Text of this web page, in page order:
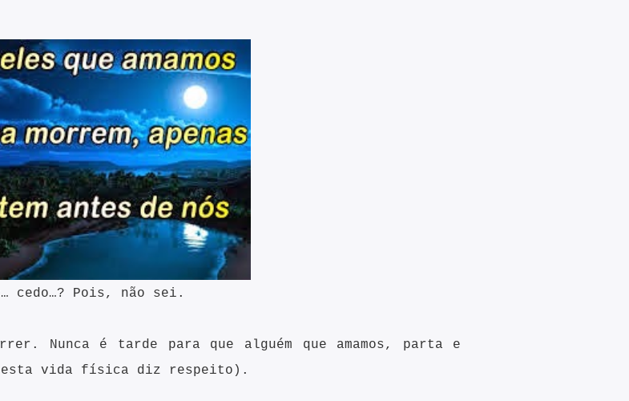
cedo…? Pois, não sei.
Nunca é tarde para que alguém que amamos, parta e
esta vida física diz respeito).